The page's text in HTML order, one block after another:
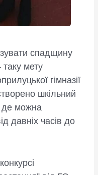
спадщину
таку мету
гімназії
шкільний
де можна
давніх часів до